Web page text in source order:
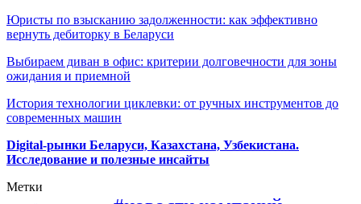
Юристы по взысканию задолженности: как эффективно
вернуть дебиторку в Беларуси
Выбираем диван в офис: критерии долговечности для зоны
ожидания и приемной
История технологии циклевки: от ручных инструментов до
современных машин
Digital-рынки Беларуси, Казахстана, Узбекистана.
Исследование и полезные инсайты
Метки